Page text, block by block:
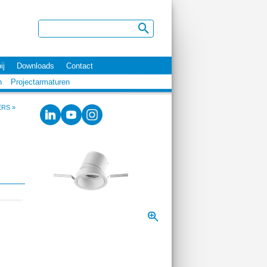
Downloads
Contact
Projectarmaturen
»